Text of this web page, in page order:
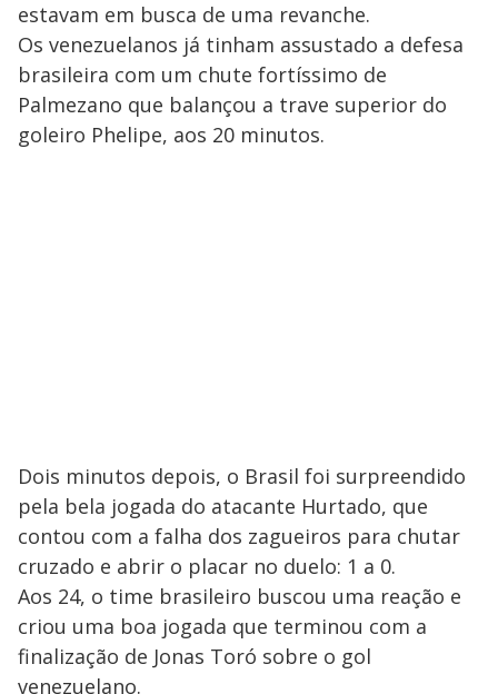
estavam em busca de uma revanche.
Os venezuelanos já tinham assustado a defesa
brasileira com um chute fortíssimo de
Palmezano que balançou a trave superior do
goleiro Phelipe, aos 20 minutos.
Dois minutos depois, o Brasil foi surpreendido
pela bela jogada do atacante Hurtado, que
contou com a falha dos zagueiros para chutar
cruzado e abrir o placar no duelo: 1 a 0.
Aos 24, o time brasileiro buscou uma reação e
criou uma boa jogada que terminou com a
finalização de Jonas Toró sobre o gol
venezuelano.